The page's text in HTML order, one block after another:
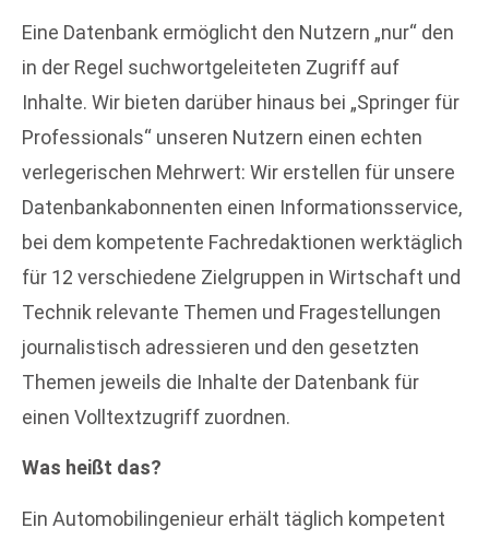
Eine Datenbank ermöglicht den Nutzern „nur“ den
in der Regel suchwortgeleiteten Zugriff auf
Inhalte. Wir bieten darüber hinaus bei „Springer für
Professionals“ unseren Nutzern einen echten
verlegerischen Mehrwert: Wir erstellen für unsere
Datenbankabonnenten einen Informationsservice,
bei dem kompetente Fachredaktionen werktäglich
für 12 verschiedene Zielgruppen in Wirtschaft und
Technik relevante Themen und Fragestellungen
journalistisch adressieren und den gesetzten
Themen jeweils die Inhalte der Datenbank für
einen Volltextzugriff zuordnen.
Was heißt das?
Ein Automobilingenieur erhält täglich kompetent